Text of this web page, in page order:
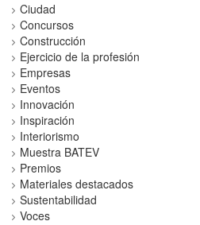
Ciudad
Concursos
Construcción
Ejercicio de la profesión
Empresas
Eventos
Innovación
Inspiración
Interiorismo
Muestra BATEV
Premios
Materiales destacados
Sustentabilidad
Voces